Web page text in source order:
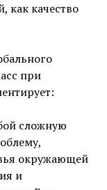
как качество
при
сложную
окружающей
и